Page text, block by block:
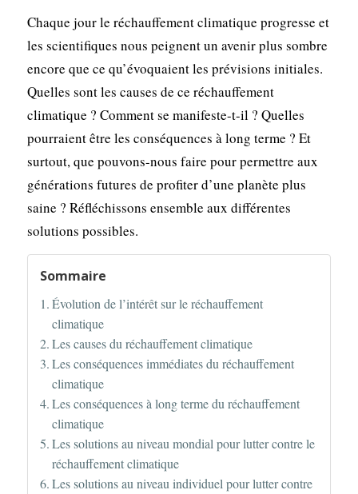
Chaque jour le réchauffement climatique progresse et
les scientifiques nous peignent un avenir plus sombre
encore que ce qu’évoquaient les prévisions initiales.
Quelles sont les causes de ce réchauffement
climatique ? Comment se manifeste-t-il ? Quelles
pourraient être les conséquences à long terme ? Et
surtout, que pouvons-nous faire pour permettre aux
générations futures de profiter d’une planète plus
saine ? Réfléchissons ensemble aux différentes
solutions possibles.
Sommaire
Évolution de l’intérêt sur le réchauffement
climatique
Les causes du réchauffement climatique
Les conséquences immédiates du réchauffement
climatique
Les conséquences à long terme du réchauffement
climatique
Les solutions au niveau mondial pour lutter contre le
réchauffement climatique
Les solutions au niveau individuel pour lutter contre